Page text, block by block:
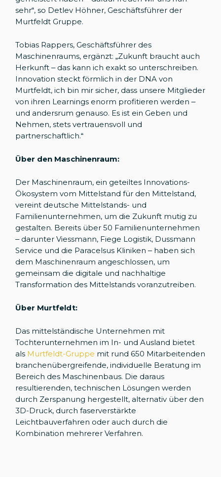
sehr“, so Detlev Höhner, Geschäftsführer der
Murtfeldt Gruppe.
Tobias Rappers, Geschäftsführer des
Maschinenraums, ergänzt: „Zukunft braucht auch
Herkunft – das kann ich exakt so unterschreiben.
Innovation steckt förmlich in der DNA von
Murtfeldt, ich bin mir sicher, dass unsere Mitglieder
von ihren Learnings enorm profitieren werden –
und andersrum genauso. Es ist ein Geben und
Nehmen, stets vertrauensvoll und
partnerschaftlich.“
Über den Maschinenraum:
Der Maschinenraum, ein geteiltes Innovations-
Ökosystem vom Mittelstand für den Mittelstand,
vereint deutsche Mittelstands- und
Familienunternehmen, um die Zukunft mutig zu
gestalten. Bereits über 50 Familienunternehmen
– darunter Viessmann, Fiege Logistik, Dussmann
Service und die Paracelsus Kliniken – haben sich
dem Maschinenraum angeschlossen, um
gemeinsam die digitale und nachhaltige
Transformation des Mittelstands voranzutreiben.
Über Murtfeldt:
Das mittelständische Unternehmen mit
Tochterunternehmen im In- und Ausland bietet
als Murtfeldt-Gruppe mit rund 650 Mitarbeitenden
branchenübergreifende, individuelle Beratung im
Bereich des Maschinenbaus. Die daraus
resultierenden, technischen Lösungen werden
durch Zerspanung hergestellt, alternativ über den
3D-Druck, durch faserverstärkte
Leichtbauverfahren oder auch durch die
Kombination mehrerer Verfahren.